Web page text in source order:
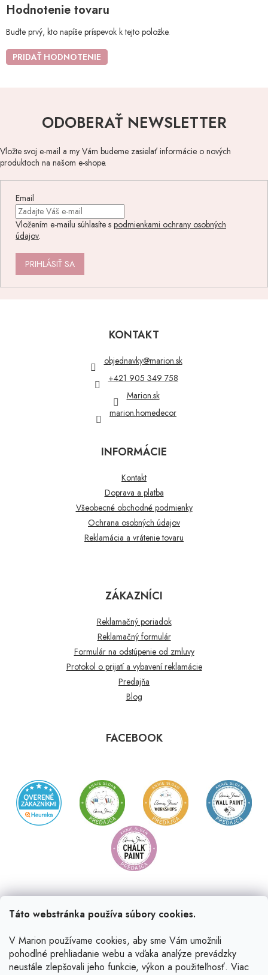
Táto webstránka používa súbory cookies.
V Marion používame cookies, aby sme Vám umožnili
pohodlné prehliadanie webu a vďaka analýze prevádzky
neustále zlepšovali jeho funkcie, výkon a použiteľnosť. Viac
Hodnotenie tovaru
Buďte prvý, kto napíše príspevok k tejto položke.
PRIDAŤ HODNOTENIE
ODOBERAŤ NEWSLETTER
Vložte svoj e-mail a my Vám budeme zasielať informácie o nových
produktoch na našom e-shope.
Email
Vložením e-mailu súhlasíte s podmienkami ochrany osobných
údajov.
PRIHLÁSIŤ SA
KONTAKT
objednavky@marion.sk
+421 905 349 758
Marion.sk
marion.homedecor
INFORMÁCIE
Kontakt
Doprava a platba
Všeobecné obchodné podmienky
Ochrana osobných údajov
Reklamácia a vrátenie tovaru
ZÁKAZNÍCI
Reklamačný poriadok
Reklamačný formulár
Formulár na odstúpenie od zmluvy
Protokol o prijatí a vybavení reklamácie
Predajňa
Blog
FACEBOOK